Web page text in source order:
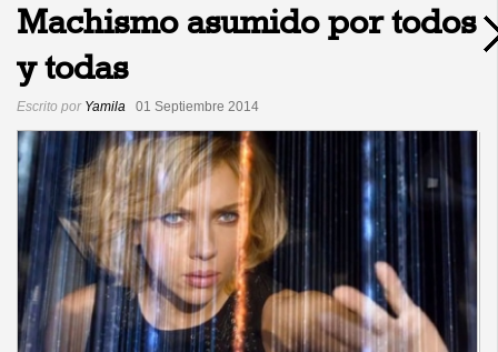
Contacto
Machismo asumido por todos
y todas
Escrito por Yamila 01 Septiembre 2014